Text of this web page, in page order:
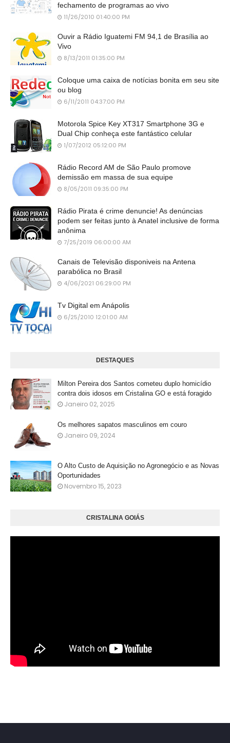
fechamento de programas ao vivo
11/26/2010 01:40:00 PM
Ouvir a Rádio Iguatemi FM 94,1 de Brasília ao
Vivo
8/13/2011 01:35:00 PM
Coloque uma caixa de notícias bonita em seu site
ou blog
6/11/2011 04:37:00 PM
Motorola Spice Key XT317 Smartphone 3G e
Dual Chip conheça este fantástico celular
1/07/2012 05:12:00 PM
Rádio Record AM de São Paulo promove
demissão em massa de sua equipe
8/05/2011 09:35:00 PM
Rádio Pirata é crime denuncie! As denúncias
podem ser feitas junto à Anatel inclusive de forma
anônima
7/25/2019 06:00:00 AM
Canais de Televisão disponiveis na Antena
parabólica no Brasil
4/06/2021 06:29:00 PM
Tv Digital em Anápolis
6/25/2010 12:01:00 AM
DESTAQUES
Milton Pereira dos Santos cometeu duplo homicídio
contra dois idosos em Cristalina GO e está foragido
Janeiro 02, 2025
Os melhores sapatos masculinos em couro
Janeiro 09, 2024
O Alto Custo de Aquisição no Agronegócio e as Novas
Oportunidades
Novembro 15, 2023
CRISTALINA GOIÁS